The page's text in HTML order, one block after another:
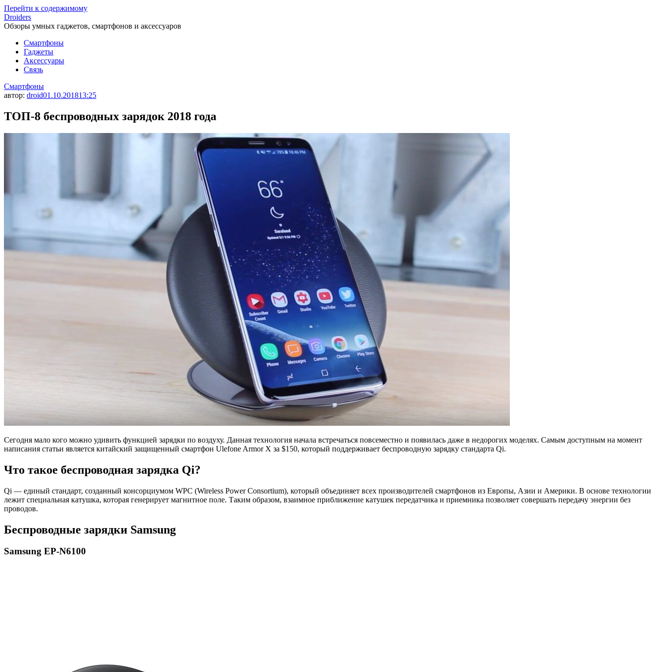
Перейти к содержимому
Droiders
Обзоры умных гаджетов, смартфонов и аксессуаров
Смартфоны
Гаджеты
Аксессуары
Связь
Смартфоны
автор: droid01.10.201813:25
ТОП-8 беспроводных зарядок 2018 года
Сегодня мало кого можно удивить функцией зарядки по воздуху. Данная технология начала встречаться повсеместно и появилась даже в недорогих моделях. Самым доступным на момент
написания статьи является китайский защищенный смартфон Ulefone Armor X за $150, который поддерживает беспроводную зарядку стандарта Qi.
Что такое беспроводная зарядка Qi?
Qi — единый стандарт, созданный консорциумом WPC (Wireless Power Consortium), который объединяет всех производителей смартфонов из Европы, Азии и Америки. В основе технологии
лежит специальная катушка, которая генерирует магнитное поле. Таким образом, взаимное приближение катушек передатчика и приемника позволяет совершать передачу энергии без
проводов.
Беспроводные зарядки Samsung
Samsung EP-N6100